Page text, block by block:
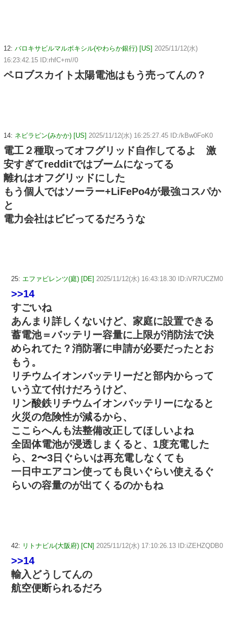
12: バロキサビルマルボキシル(やわらか銀行) [US] 2025/11/12(水)
16:23:42.15 ID:rhfC+m//0
ペロブスカイト太陽電池はもう売ってんの？
14: ネビラピン(みかか) [US] 2025/11/12(水) 16:25:27.45 ID:/kBw0FoK0
電工２種取ってオフグリッド自作してるよ 激
安すぎてredditではブームになってる
離れはオフグリッドにした
もう個人ではソーラー+LiFePo4が最強コスパか
と
電力会社はビビってるだろうな
25: エファビレンツ(庭) [DE] 2025/11/12(水) 16:43:18.30 ID:iVR7UCZM0
>>14
すごいね
あんまり詳しくないけど、家庭に設置できる
蓄電池＝バッテリー容量に上限が消防法で決
められてた？消防署に申請が必要だったとお
もう。
リチウムイオンバッテリーだと部内からって
いう立て付けだろうけど、
リン酸鉄リチウムイオンバッテリーになると
火災の危険性が減るから、
ここらへんも法整備改正してほしいよね
全固体電池が浸透しまくると、1度充電した
ら、2〜3日ぐらいは再充電しなくても
一日中エアコン使っても良いぐらい使えるぐ
らいの容量のが出てくるのかもね
42: リトナビル(大阪府) [CN] 2025/11/12(水) 17:10:26.13 ID:iZEHZQDB0
>>14
輸入どうしてんの
航空便断られるだろ